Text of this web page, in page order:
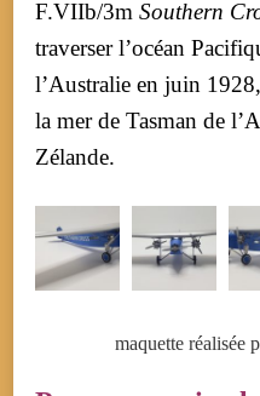
F.VIIb/3m Southern
traverser l’océan
l’Australie en juin
la mer de Tasman de
Zélande.
maquette réalisée